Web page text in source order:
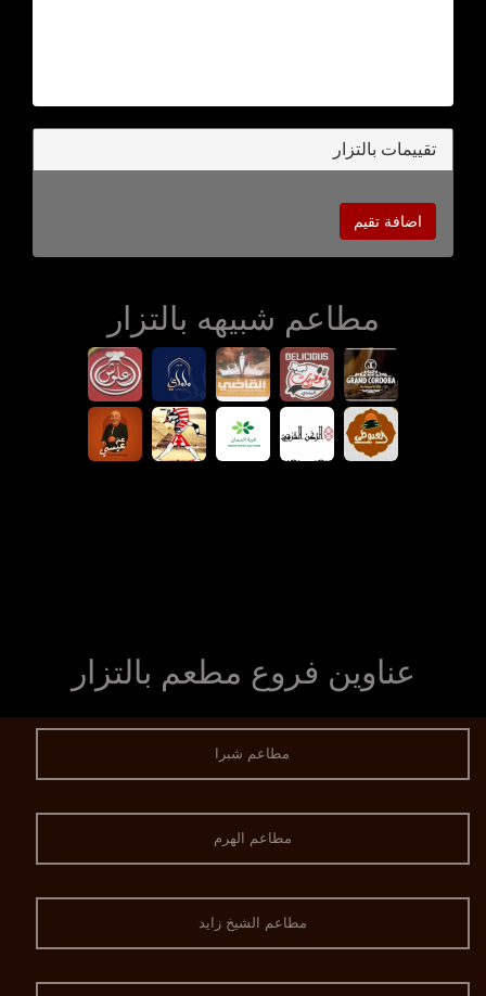
تقييمات بالتزار
اضافة تقيم
مطاعم شبيهه بالتزار
عناوين فروع مطعم بالتزار
مطاعم شبرا
مطاعم الهرم
مطاعم الشيخ زايد